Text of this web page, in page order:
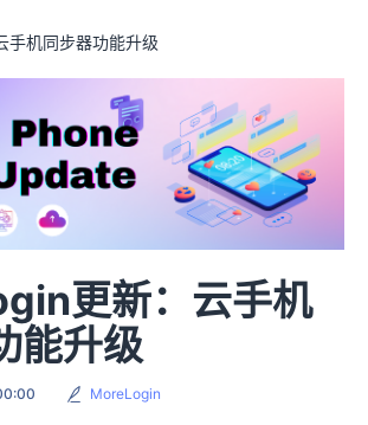
手机同步器功能升级
更新：云手机
能升级
MoreLogin